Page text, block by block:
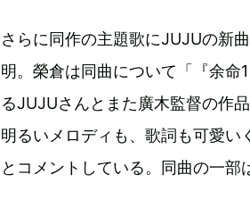
さらに同作の主題歌にJUJUの新
明。榮倉は同曲について「『余命
るJUJUさんとまた廣木監督の作
明るいメロディも、歌詞も可愛い
とコメントしている。同曲の一部